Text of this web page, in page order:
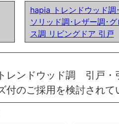
hapia トレンドウッド調･
ソリッド調･レザー調･グ
ス調 リビングドア 引戸
レンドウッド調 引
のご採用を検討されて